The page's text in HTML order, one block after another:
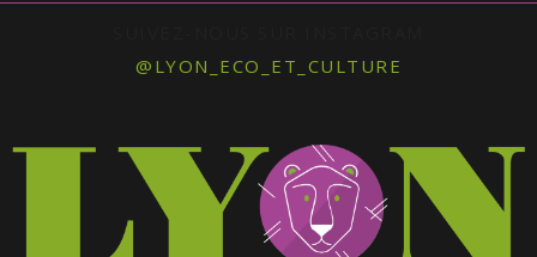
@LYON_ECO_ET_CULTURE